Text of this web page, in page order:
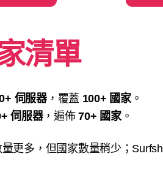
清單
伺服器，覆蓋 100+ 國家。
伺服器，遍佈70+ 國家。
更多，但國家數量稍少；